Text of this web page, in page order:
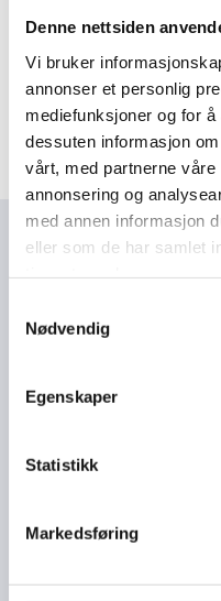
Denne nettsiden
Vi bruker
annonser et personlig
mediefunksjoner og for
dessuten informasjon
vårt, med partnerne våre
annonsering og
med annen informasjon
eller som de har samlet
Nødvendig
Egenskaper
Statistikk
Markedsføring
selvstendig
Ved hjelp av
løsninger og
kundens
OVERSIKT SOM
Bedriftens regnskap er
utføres på en ryddig
Nesttun
med regnskap og
løses på en måte som